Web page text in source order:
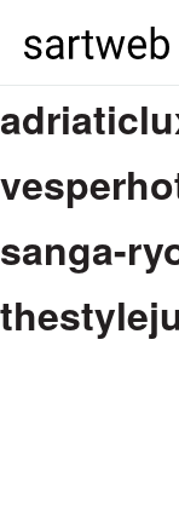
sanga-